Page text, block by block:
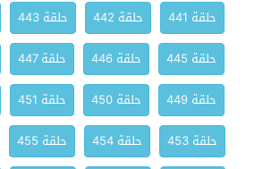
حلقة 441 حلقة 442 حلقة 443
حلقة 445
حلقة 446 حلقة 447
حلقة 449
حلقة 450 حلقة 451
حلقة 453
حلقة 454 حلقة 455